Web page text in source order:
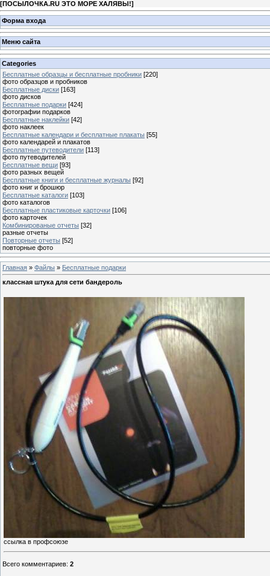
[ПОСЫЛОЧКА.RU ЭТО МОРЕ ХАЛЯВЫ!]
Форма входа
Меню сайта
Categories
Бесплатные образцы и бесплатные пробники [220]
фото образцов и пробников
Бесплатные диски [163]
фото дисков
Бесплатные подарки [424]
фотографии подарков
Бесплатные наклейки [42]
фото наклеек
Бесплатные календари и бесплатные плакаты [55]
фото календарей и плакатов
Бесплатные путеводители [113]
фото путеводителей
Бесплатные вещи [93]
фото разных вещей
Бесплатные книги и бесплатные журналы [92]
фото книг и брошюр
Бесплатные каталоги [103]
фото каталогов
Бесплатные пластиковые карточки [106]
фото карточек
Комбинированые отчеты [32]
разные отчеты
Повторные отчеты [52]
повторные фото
Главная » Файлы » Бесплатные подарки
классная штука для сети бандероль
ссылка в профсоюзе
Всего комментариев: 2